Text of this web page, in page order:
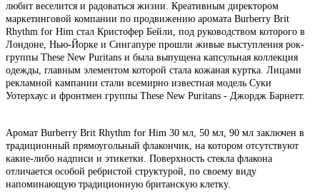
любит веселится и радоваться жизни. Креативным директором
маркетинговой компании по продвижению аромата Burberry Brit
Rhythm for Him стал Кристофер Бейли, под руководством которого в
Лондоне, Нью-Йорке и Сингапуре прошли живые выступления рок-
группы These New Puritans и была выпущена капсульная коллекция
одежды, главным элементом которой стала кожаная куртка. Лицами
рекламной кампании стали всемирно известная модель Суки
Уотерхаус и фронтмен группы These New Puritans - Джордж Барнетт.
Аромат Burberry Brit Rhythm for Him 30 мл, 50 мл, 90 мл заключен в
традиционный прямоугольный флакончик, на котором отсутствуют
какие-либо надписи и этикетки. Поверхность стекла флакона
отличается особой ребристой структурой, по своему виду
напоминающую традиционную британскую клетку.